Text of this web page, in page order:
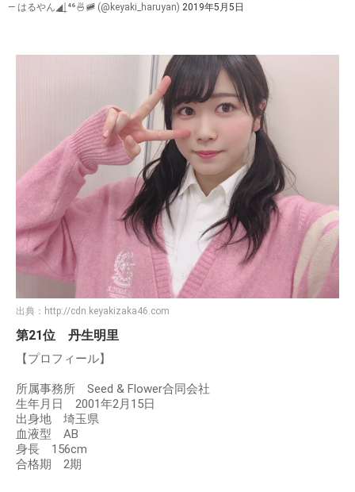
— はるやん◢͟￨⁴⁶🍜🚞 (@keyaki_haruyan) 2019年5月5日
出典： http://cdn.keyakizaka46.com
第21位 丹生明里
【プロフィール】
所属事務所 Seed & Flower合同会社
生年月日 2001年2月15日
出身地 埼玉県
血液型 AB
身長 156cm
合格期 2期